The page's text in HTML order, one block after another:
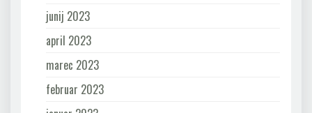
junij 2023
april 2023
marec 2023
februar 2023